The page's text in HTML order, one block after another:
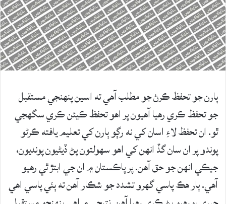
ٻارن جو تحفظ ڪرڻ جو مطلب آهي ته اسين پنهنجي مستقبل
جو تحفظ ڪري رهيا آهيون پر اهو تحفظ ڪيئن ڪري سگهجي
ٿو. ان تحفظ لاءِ اسان کي نه رڳو ٻارن کي تعليم يافته ڪرڻو
پوندو پر ان سان گڏ انهن کي اهو سهولتون پڻ ڏيڻيون پونديون،
جيڪي انهن جو حق آهن. پر پاڪستان ۾ ان جي ابتڙ ٿي رهيو
آهي. ٻار هڪ پاسي گهرو تشدد جو شڪار آهن ته ٻئي پاسي اهي